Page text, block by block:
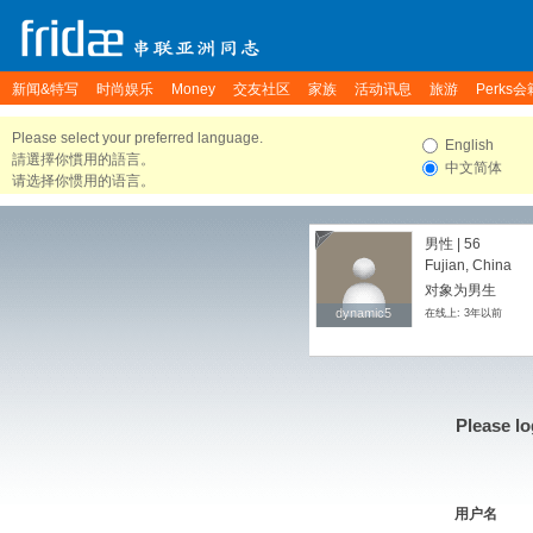
新闻&特写 时尚娱乐 Money 交友社区 家族 活动讯息 旅游 Perks会
Please select your preferred language.
請選擇你慣用的語言。
请选择你惯用的语言。
English
中文简体
dynamic5
dynamic5
男性 | 56
Fujian, China
对象为男生
在线上: 3年以前
Please
用户名